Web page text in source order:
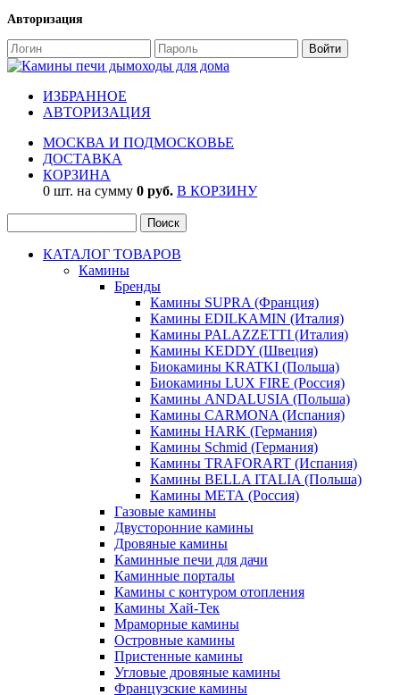
Авторизация
ИЗБРАННОЕ
АВТОРИЗАЦИЯ
МОСКВА И ПОДМОСКОВЬЕ
ДОСТАВКА
КОРЗИНА
0 шт. на сумму 0 руб. В КОРЗИНУ
КАТАЛОГ ТОВАРОВ
Камины
Бренды
Камины SUPRA (Франция)
Камины EDILKAMIN (Италия)
Камины PALAZZETTI (Италия)
Камины KEDDY (Швеция)
Биокамины KRATKI (Польша)
Биокамины LUX FIRE (Россия)
Камины ANDALUSIA (Польша)
Камины CARMONA (Испания)
Камины HARK (Германия)
Камины Schmid (Германия)
Камины TRAFORART (Испания)
Камины BELLA ITALIA (Польша)
Камины МЕТА (Россия)
Газовые камины
Двусторонние камины
Дровяные камины
Каминные печи для дачи
Каминные порталы
Камины с контуром отопления
Камины Хай-Тек
Мраморные камины
Островные камины
Пристенные камины
Угловые дровяные камины
Французские камины